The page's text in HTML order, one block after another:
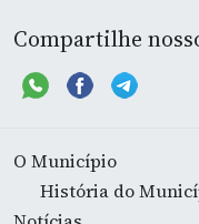
Compartilhe
O Município
História do